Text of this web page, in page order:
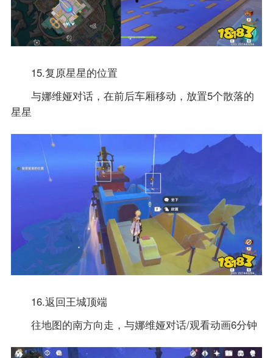
15.复原星星的位置
与娜维娅对话，在前后车厢移动，放置5个散落的
星星
16.返回王城顶端
往地图的南方向走，与娜维娅对话/观看动画6分钟